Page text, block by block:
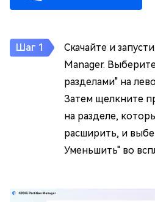
Скачайте и
Manager.
разделами" на
Затем щелкните
на разделе,
расширить, и
Уменьшить" во